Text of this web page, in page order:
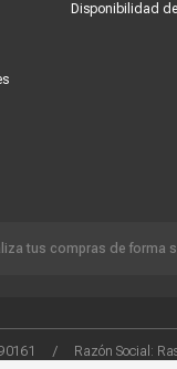
Disponibilidad
tus compras de forma
/ Razón Social: